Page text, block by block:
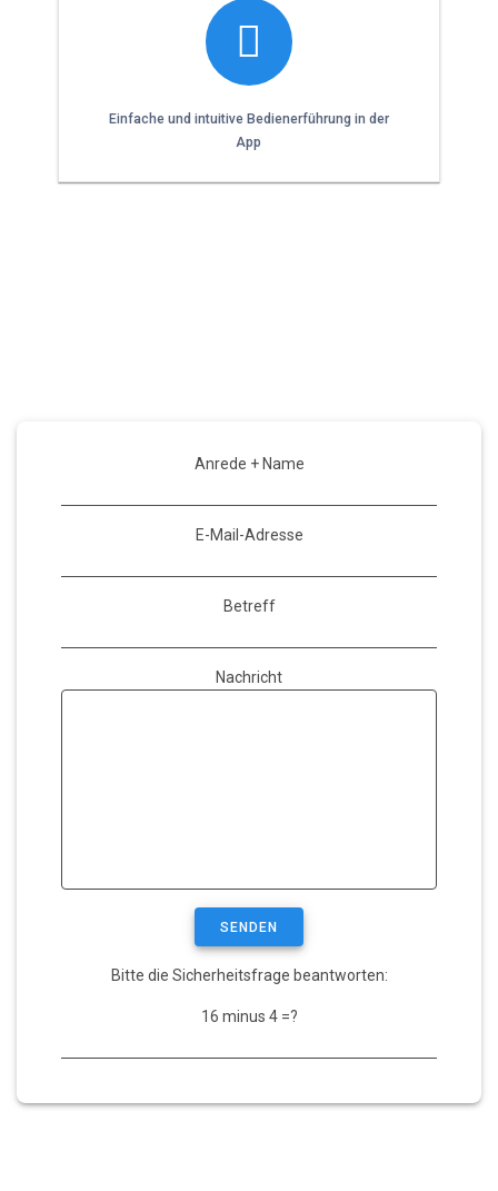
Einfache und intuitive Bedienerführung in der
App
Anrede + Name
E-Mail-Adresse
Betreff
Nachricht
Bitte die Sicherheitsfrage beantworten:
16 minus 4 =?